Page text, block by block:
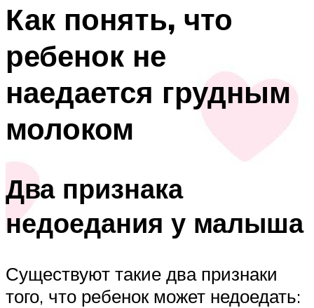
Как понять, что
ребенок не
наедается грудным
молоком
Два признака
недоедания у малыша
Существуют такие два признаки
того, что ребенок может недоедать: